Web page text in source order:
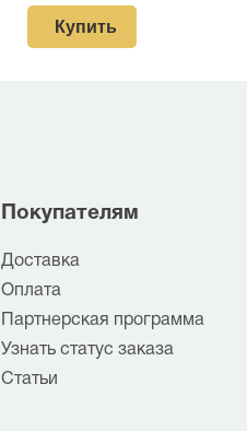
Купить
Покупателям
Доставка
Оплата
Партнерская программа
Узнать статус заказа
Статьи